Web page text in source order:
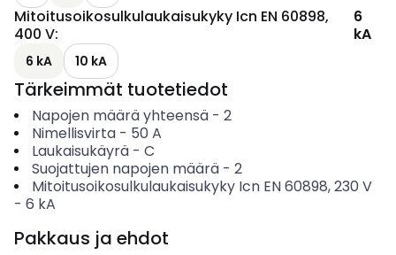
Mitoitusoikosulkulaukaisukyky Icn EN 60898,
400 V:
6
kA
6 kA 10 kA
Tärkeimmät tuotetiedot
Napojen määrä yhteensä- 2
Nimellisvirta- 50 A
Laukaisukäyrä- C
Suojattujen napojen määrä- 2
Mitoitusoikosulkulaukaisukyky Icn EN 60898, 230 V
- 6 kA
Pakkaus ja ehdot